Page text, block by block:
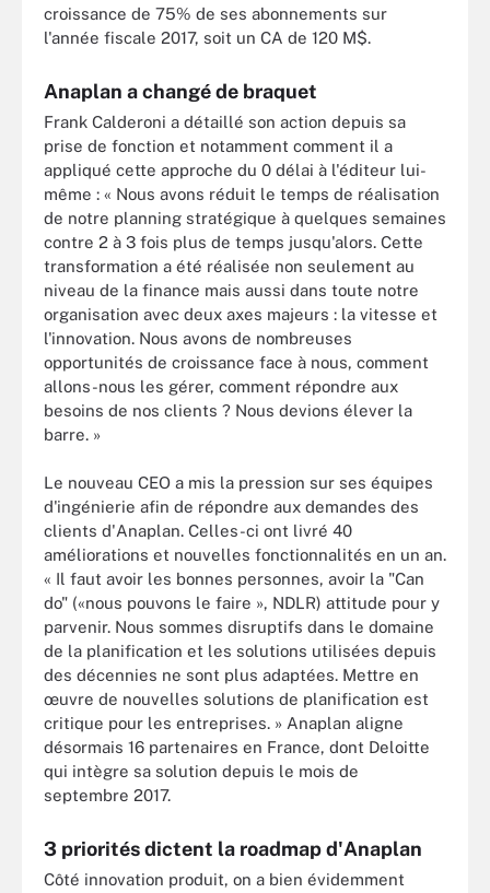
croissance de 75% de ses abonnements sur
l'année fiscale 2017, soit un CA de 120 M$.
Anaplan a changé de braquet
Frank Calderoni a détaillé son action depuis sa
prise de fonction et notamment comment il a
appliqué cette approche du 0 délai à l'éditeur lui-
même : « Nous avons réduit le temps de réalisation
de notre planning stratégique à quelques semaines
contre 2 à 3 fois plus de temps jusqu'alors. Cette
transformation a été réalisée non seulement au
niveau de la finance mais aussi dans toute notre
organisation avec deux axes majeurs : la vitesse et
l'innovation. Nous avons de nombreuses
opportunités de croissance face à nous, comment
allons-nous les gérer, comment répondre aux
besoins de nos clients ? Nous devions élever la
barre. »
Le nouveau CEO a mis la pression sur ses équipes
d'ingénierie afin de répondre aux demandes des
clients d'Anaplan. Celles-ci ont livré 40
améliorations et nouvelles fonctionnalités en un an.
« Il faut avoir les bonnes personnes, avoir la "Can
do" («nous pouvons le faire », NDLR) attitude pour y
parvenir. Nous sommes disruptifs dans le domaine
de la planification et les solutions utilisées depuis
des décennies ne sont plus adaptées. Mettre en
œuvre de nouvelles solutions de planification est
critique pour les entreprises. » Anaplan aligne
désormais 16 partenaires en France, dont Deloitte
qui intègre sa solution depuis le mois de
septembre 2017.
3 priorités dictent la roadmap d'Anaplan
Côté innovation produit, on a bien évidemment